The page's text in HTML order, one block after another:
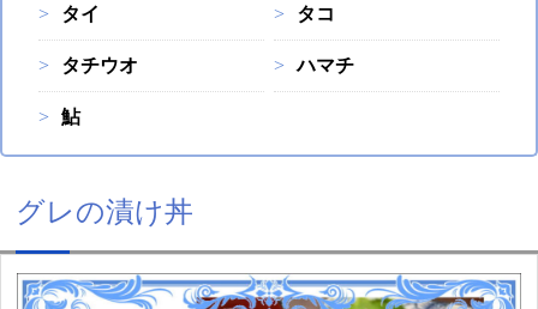
タイ タコ
タチウオ ハマチ
鮎
グレの漬け丼